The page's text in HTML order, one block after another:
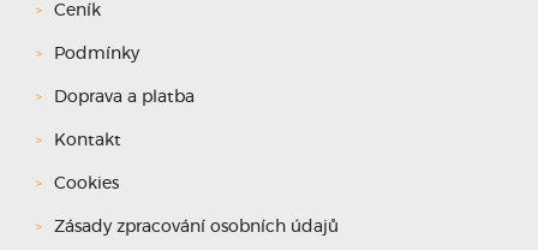
Ceník
Podmínky
Doprava a platba
Kontakt
Cookies
Zásady zpracování osobních údajů